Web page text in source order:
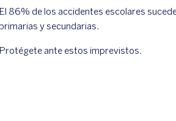
El 86% de los accidentes escolares
y secundarias.
Protégete ante estos imprevistos.